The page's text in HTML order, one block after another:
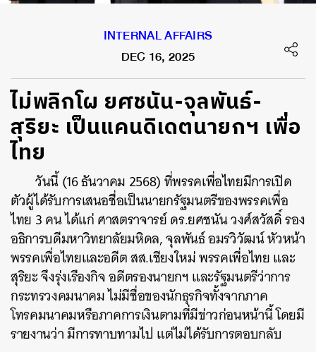
INTERNAL AFFAIRS
DEC 16, 2025
ไม่พลิกโผ ยศชนัน-จุลพันธ์-
สุริยะ เป็นแคนดิเดตนายกฯ เพื่อ
ไทย
วันนี้ (16 ธันวาคม 2568) ที่พรรคเพื่อไทยมีการเปิด
ตัวผู้ได้รับการเสนอชื่อเป็นนายกรัฐมนตรีของพรรคเพื่อ
ไทย 3 คน ได้แก่ ศาสตราจารย์ ดร.ยศชนัน วงศ์สวัสดิ์ รอง
อธิการบดีมหาวิทยาลัยมหิดล, จุลพันธ์ อมรวิวัฒน์ หัวหน้า
พรรคเพื่อไทยและอดีต สส.เชียงใหม่ พรรคเพื่อไทย และ
สุริยะ จึงรุ่งเรืองกิจ อดีตรองนายกฯ และรัฐมนตรีว่าการ
กระทรวงคมนาคม ไม่มีชื่อของนักธุรกิจทั้งจากภาค
โทรคมนาคมหรือภาคการเงินตามที่มีข่าวก่อนหน้านี้ โดยมี
รายงานว่า มีการทาบทามไป แต่ไม่ได้รับการตอบกลับ